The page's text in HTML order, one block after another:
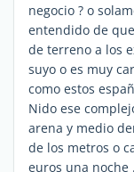
negocio ? o
entendido de
de terreno a los
suyo o es muy
como estos
Nido ese
arena y medio
de los metros o
euros una noche